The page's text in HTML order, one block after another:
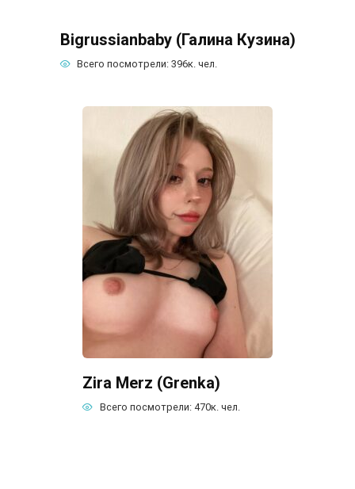
Bigrussianbaby (Галина Кузина)
Всего посмотрели: 396к. чел.
Zira Merz (Grenka)
Всего посмотрели: 470к. чел.